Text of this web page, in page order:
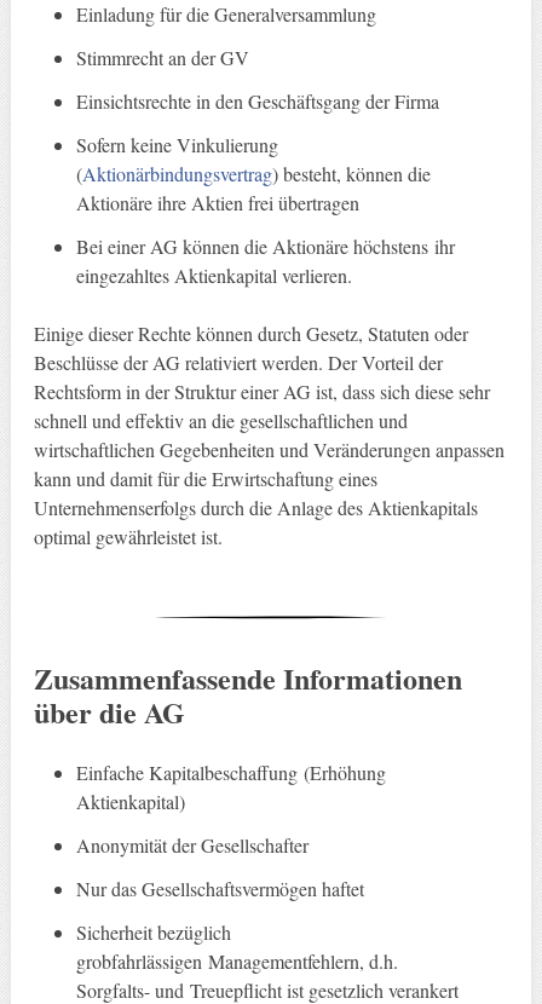
Einladung für die Generalversammlung
Stimmrecht an der GV
Einsichtsrechte in den Geschäftsgang der Firma
Sofern keine Vinkulierung
(Aktionärbindungsvertrag) besteht, können die
Aktionäre ihre Aktien frei übertragen
Bei einer AG können die Aktionäre höchstens ihr
eingezahltes Aktienkapital verlieren.
Einige dieser Rechte können durch Gesetz, Statuten oder
Beschlüsse der AG relativiert werden. Der Vorteil der
Rechtsform in der Struktur einer AG ist, dass sich diese sehr
schnell und effektiv an die gesellschaftlichen und
wirtschaftlichen Gegebenheiten und Veränderungen anpassen
kann und damit für die Erwirtschaftung eines
Unternehmenserfolgs durch die Anlage des Aktienkapitals
optimal gewährleistet ist.
Zusammenfassende Informationen
über die AG
Einfache Kapitalbeschaffung (Erhöhung
Aktienkapital)
Anonymität der Gesellschafter
Nur das Gesellschaftsvermögen haftet
Sicherheit bezüglich
grobfahrlässigen Managementfehlern, d.h.
Sorgfalts- und Treuepflicht ist gesetzlich verankert